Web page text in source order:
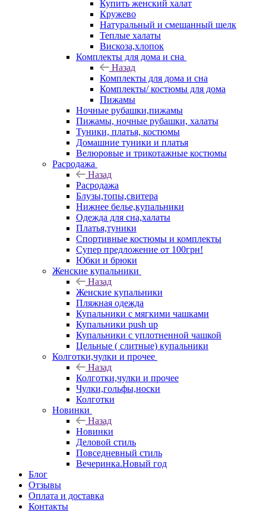
Купить женский халат
Кружево
Натуральный и смешанный шелк
Теплые халаты
Вискоза,хлопок
Комплекты для дома и сна
Назад
Комплекты для дома и сна
Комплекты/ костюмы для дома
Пижамы
Ночные рубашки,пижамы
Пижамы, ночные рубашки, халаты
Туники, платья, костюмы
Домашние туники и платья
Велюровые и трикотажные костюмы
Расродажа
Назад
Расродажа
Блузы,топы,свитера
Нижнее белье,купальники
Одежда для сна,халаты
Платья,туники
Спортивные костюмы и комплекты
Супер предложение от 100грн!
Юбки и брюки
Женские купальники
Назад
Женские купальники
Пляжная одежда
Купальники с мягкими чашками
Купальники push up
Купальники с уплотненной чашкой
Цельные ( слитные) купальники
Колготки,чулки и прочее
Назад
Колготки,чулки и прочее
Чулки,гольфы,носки
Колготки
Новинки
Назад
Новинки
Деловой стиль
Повседневный стиль
Вечеринка.Новый год
Блог
Отзывы
Оплата и доставка
Контакты